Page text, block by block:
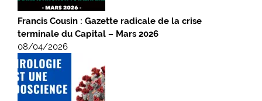
Francis Cousin : Gazette radicale de la crise
terminale du Capital – Mars 2026
08/04/2026